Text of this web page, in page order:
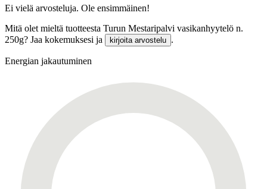
Ei vielä arvosteluja. Ole ensimmäinen!
Mitä olet mieltä tuotteesta Turun Mestaripalvi vasikanhyytelö n.
250g? Jaa kokemuksesi ja
kirjoita arvostelu .
Energian jakautuminen